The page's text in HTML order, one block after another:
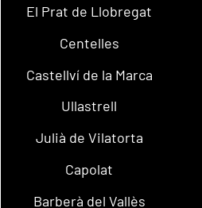
El Prat de Llobregat
Centelles
Castellví de la Marca
Ullastrell
Julià de Vilatorta
Capolat
Barberà del Vallès